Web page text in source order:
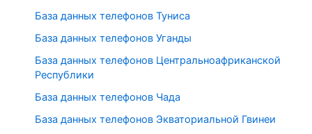
База данных телефонов Туниса
База данных телефонов Уганды
База данных телефонов Центральноафриканской
Республики
База данных телефонов Чада
База данных телефонов Экваториальной Гвинеи